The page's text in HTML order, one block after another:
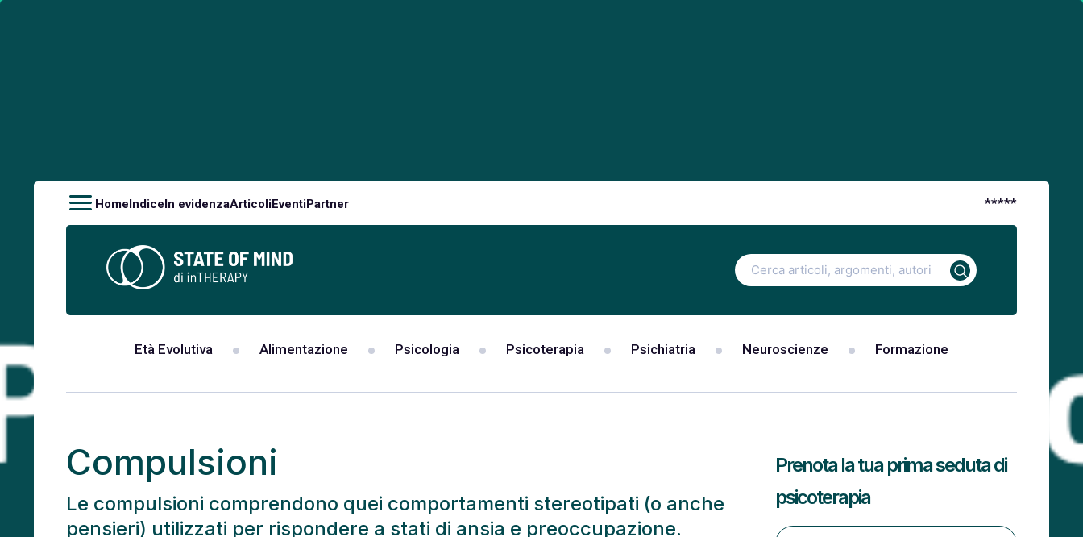
HomeIndiceIn evidenzaArticoliEventiPartner *****
Ricerca
per:
Età Evolutiva Alimentazione Psicologia Psicoterapia Psichiatria Neuroscienze Formazione
Compulsioni
Le compulsioni comprendono quei comportamenti stereotipati (o anche
pensieri) utilizzati per rispondere a stati di ansia e preoccupazione.
Prenota la tua prima seduta di
psicoterapia